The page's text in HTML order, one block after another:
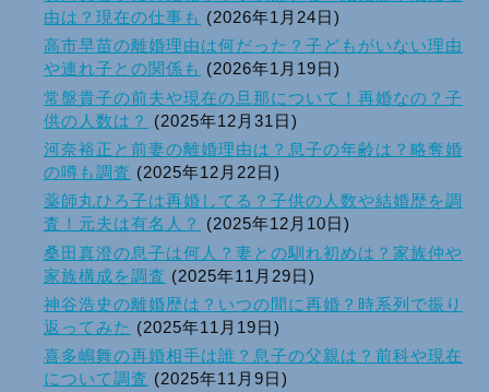
由は？現在の仕事も (2026年1月24日)
高市早苗の離婚理由は何だった？子どもがいない理由
や連れ子との関係も (2026年1月19日)
常盤貴子の前夫や現在の旦那について！再婚なの？子
供の人数は？
(2025年12月31日)
河奈裕正と前妻の離婚理由は？息子の年齢は？略奪婚
の噂も調査 (2025年12月22日)
薬師丸ひろ子は再婚してる？子供の人数や結婚歴を調
査！元夫は有名人？
(2025年12月10日)
桑田真澄の息子は何人？妻との馴れ初めは？家族仲や
家族構成を調査 (2025年11月29日)
神谷浩史の離婚歴は？いつの間に再婚？時系列で振り
返ってみた (2025年11月19日)
喜多嶋舞の再婚相手は誰？息子の父親は？前科や現在
について調査 (2025年11月9日)